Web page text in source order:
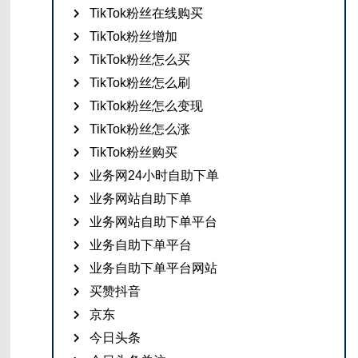
TikTok粉丝在线购买
TikTok粉丝增加
TikTok粉丝怎么买
TikTok粉丝怎么刷
TikTok粉丝怎么变现
TikTok粉丝怎么涨
TikTok粉丝购买
业务网24小时自助下单
业务网站自助下单
业务网站自助下单平台
业务自助下单平台
业务自助下单平台网站
买赞抖音
京东
今日头条